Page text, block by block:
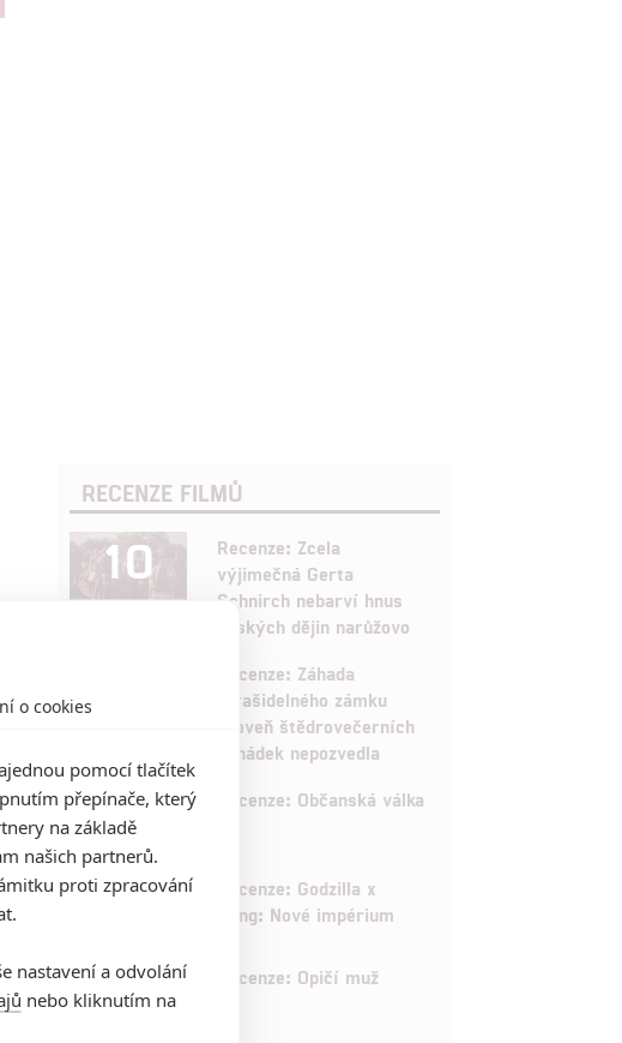
RECENZE FILMŮ
10
Recenze: Zcela
výjimečná Gerta
Schnirch nebarví hnus
českých dějin narůžovo
Recenze: Záhada
strašidelného zámku
úroveň štědrovečerních
pohádek nepozvedla
8 Recenze: Občanská válka
6
Recenze: Godzilla x
Kong: Nové impérium
8 Recenze: Opičí muž
o cookies
pomocí tlačítek
přepínače, který
na základě
našich partnerů.
proti zpracování
nastavení a odvolání
nebo kliknutím na